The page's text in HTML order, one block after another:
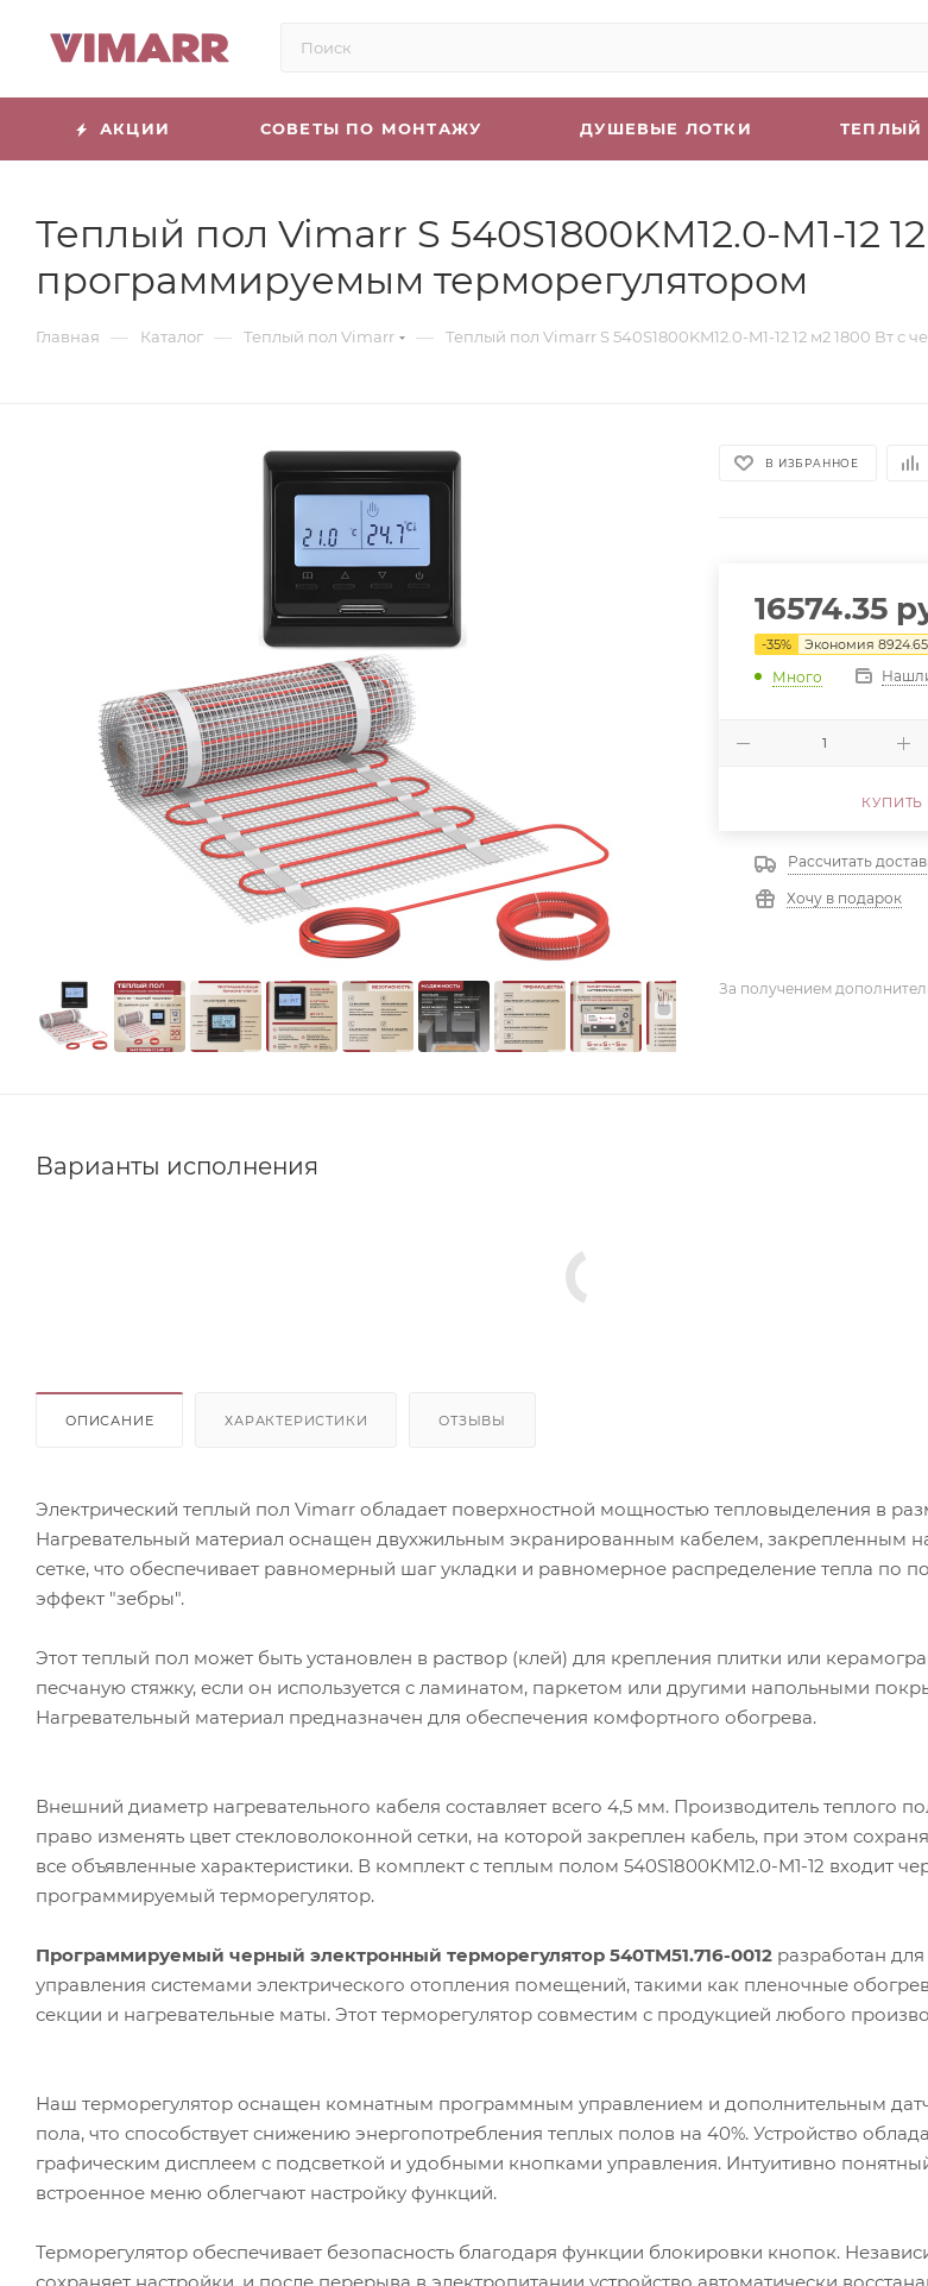
АКЦИИ СОВЕТЫ ПО МОНТАЖУ ДУШЕВЫЕ ЛОТКИ ТЕПЛЫЙ
Теплый пол Vimarr S 540S1800KM12.0-M1-12
программируемым терморегулятором
Главная — Каталог — Теплый пол Vimarr — Теплый пол Vimarr S 540S1800KM12.0-M1-12 12 м2 1800 Вт
В ИЗБРАННОЕ
16574.35
-35% Экономия8924.65
Много
КУПИТЬ
Рассчитать
Хочу в подарок
За получением
Варианты исполнения
ОПИСАНИЕ ХАРАКТЕРИСТИКИ ОТЗЫВЫ
Электрический теплый пол Vimarr обладает поверхностной мощностью тепловыделения в
Нагревательный материал оснащен двухжильным экранированным кабелем, закрепленным
сетке, что обеспечивает равномерный шаг укладки и равномерное распределение тепла по
эффект "зебры".
Этот теплый пол может быть установлен в раствор (клей) для крепления плитки или
песчаную стяжку, если он используется с ламинатом, паркетом или другими напольными
Нагревательный материал предназначен для обеспечения комфортного обогрева.
Внешний диаметр нагревательного кабеля составляет всего 4,5 мм. Производитель теплого
право изменять цвет стекловолоконной сетки, на которой закреплен кабель, при этом
все объявленные характеристики. В комплект с теплым полом 540S1800KM12.0-M1-12 входит
программируемый терморегулятор.
Программируемый черный электронный терморегулятор 540TM51.716-0012 разработан
управления системами электрического отопления помещений, такими как пленочные
секции и нагревательные маты. Этот терморегулятор совместим с продукцией любого
Наш терморегулятор оснащен комнатным программным управлением и дополнительным
пола, что способствует снижению энергопотребления теплых полов на 40%. Устройство
графическим дисплеем с подсветкой и удобными кнопками управления. Интуитивно
встроенное меню облегчают настройку функций.
Терморегулятор обеспечивает безопасность благодаря функции блокировки кнопок.